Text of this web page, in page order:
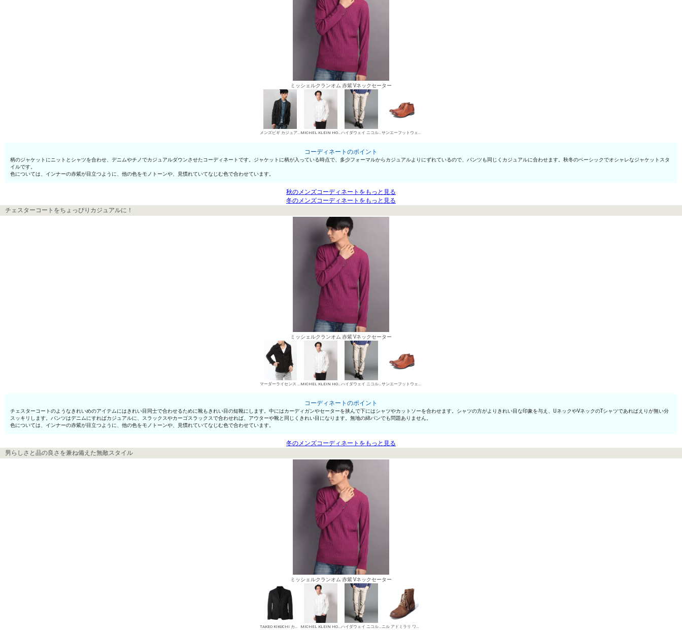
ミッシェルクランオム 赤紫 Vネックセーター
メンズビギ カジュアルジャケット MICHEL KLEIN HOMME シャツ ハイダウェイ ニコル デニムパンツ・ジーンズ サンエーフットウェア 短靴・レザーシューズ
コーディネートのポイント
柄のジャケットにニットとシャツを合わせ、デニムやチノでカジュアルダウンさせたコーディネートです。ジャケットに柄が入っている時点で、多少フォーマルからカジュアルよりにずれているので、パンツも同じくカジュアルに合わせます。秋冬のベーシックでオシャレなジャケットスタ
イルです。
色については、インナーの赤紫が目立つように、他の色をモノトーンや、見慣れていてなじむ色で合わせています。
秋のメンズコーディネートをもっと見る
冬のメンズコーディネートをもっと見る
チェスターコートをちょっぴりカジュアルに！
ミッシェルクランオム 赤紫 Vネックセーター
マーダーライセンス テーラードコート MICHEL KLEIN HOMME シャツ ハイダウェイ ニコル デニムパンツ・ジーンズ サンエーフットウェア 短靴・レザーシューズ
コーディネートのポイント
チェスターコートのようなきれいめのアイテムにはきれい目同士で合わせるために靴もきれい目の短靴にします。中にはカーディガンやセーターを挟んで下にはシャツやカットソーを合わせます。シャツの方がよりきれい目な印象を与え、UネックやVネックのTシャツであればえりが無い分
スッキリします。パンツはデニムにすればカジュアルに、スラックスやカーゴスラックスで合わせれば、アウターや靴と同じくきれい目になります。無地の綿パンでも問題ありません。
色については、インナーの赤紫が目立つように、他の色をモノトーンや、見慣れていてなじむ色で合わせています。
冬のメンズコーディネートをもっと見る
男らしさと品の良さを兼ね備えた無敵スタイル
ミッシェルクランオム 赤紫 Vネックセーター
TAKEO KIKUCHI カジュアルジャケット MICHEL KLEIN HOMME シャツ ハイダウェイ ニコル デニムパンツ・ジーンズ ニル アドミラリ ワークブーツ